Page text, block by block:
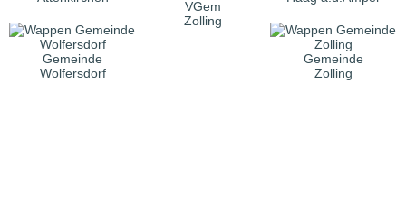
VGem
Zolling
Gemeinde
Wolfersdorf
Gemeinde
Zolling